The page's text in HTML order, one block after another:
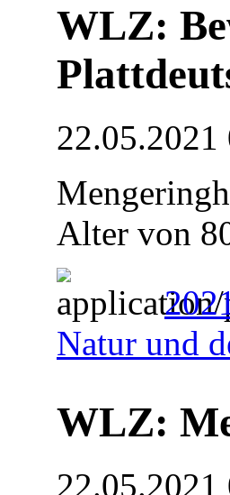
WLZ:
22.05.2021
Alter von
Natur und
WLZ:
22.05.2021